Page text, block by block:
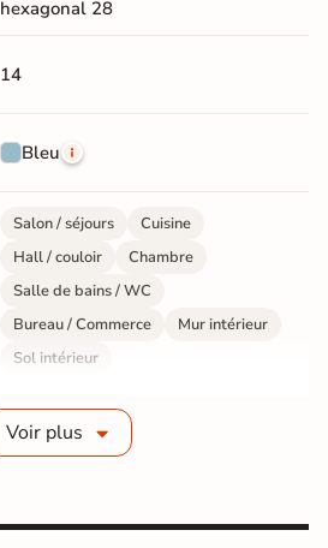
hexagonal 28
14
Bleu
Salon / séjours
Cuisine
Hall / couloir
Chambre
Salle de bains / WC
Bureau / Commerce
Mur intérieur
Sol intérieur
Grès cérame émaillé
Gr4 - Très résistant
Voir plus